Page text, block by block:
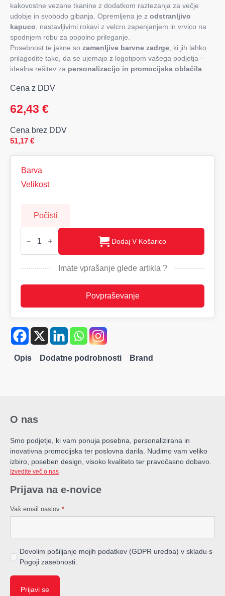
kakovostne vezane tkanine z dodatkom raztezanja za večje
udobje in svobodo gibanja. Opremljena je z odstranljivo
kapuco, nastavljivimi rokavi z velcro zapenjanjem in vrvico na
spodnjem robu za popolno prileganje.
Posebnost te jakne so zamenljive barvne zadrge, ki jih lahko
prilagodite tako, da se ujemajo z logotipom vašega podjetja –
idealna rešitev za personalizacijo in promocijska oblačila.
Cena z DDV
62,43 €
Cena brez DDV
51,17 €
Barva
Velikost
Počisti
KARTING
Moška
jakna
Dodaj V Košarico
Imate vprašanje glede artikla ?
Povpraševanje
Opis Dodatne podrobnosti Brand
O nas
Smo podjetje, ki vam ponuja posebna, personalizirana in
inovativna promocijska ter poslovna darila. Nudimo vam veliko
izbiro, poseben design, visoko kvaliteto ter pravočasno dobavo.
Izvedite več o nas
Prijava na e-novice
Vaš email naslov *
Dovolim pošiljanje mojih podatkov (GDPR uredba) v skladu s
Pogoji zasebnosti.
Prijavi se